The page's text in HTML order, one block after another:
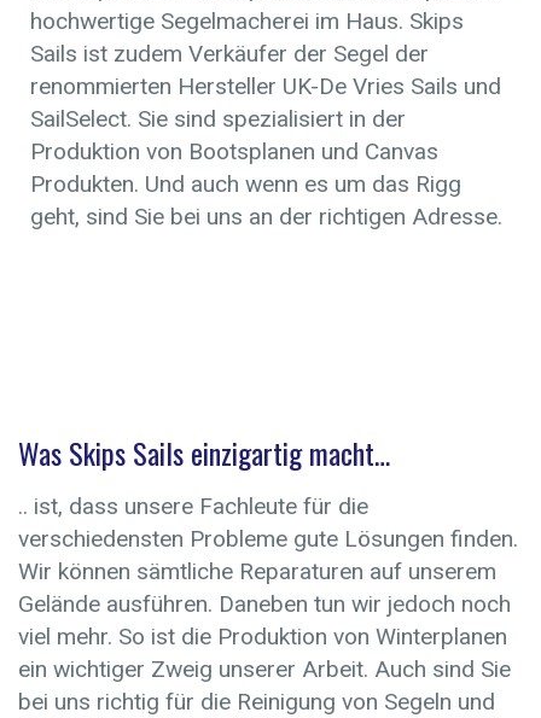
hochwertige Segelmacherei im Haus. Skips
Sails ist zudem Verkäufer der Segel der
renommierten Hersteller UK-De Vries Sails und
SailSelect. Sie sind spezialisiert in der
Produktion von Bootsplanen und Canvas
Produkten. Und auch wenn es um das Rigg
geht, sind Sie bei uns an der richtigen Adresse.
Was Skips Sails einzigartig macht…
.. ist, dass unsere Fachleute für die
verschiedensten Probleme gute Lösungen finden.
Wir können sämtliche Reparaturen auf unserem
Gelände ausführen. Daneben tun wir jedoch noch
viel mehr. So ist die Produktion von Winterplanen
ein wichtiger Zweig unserer Arbeit. Auch sind Sie
bei uns richtig für die Reinigung von Segeln und